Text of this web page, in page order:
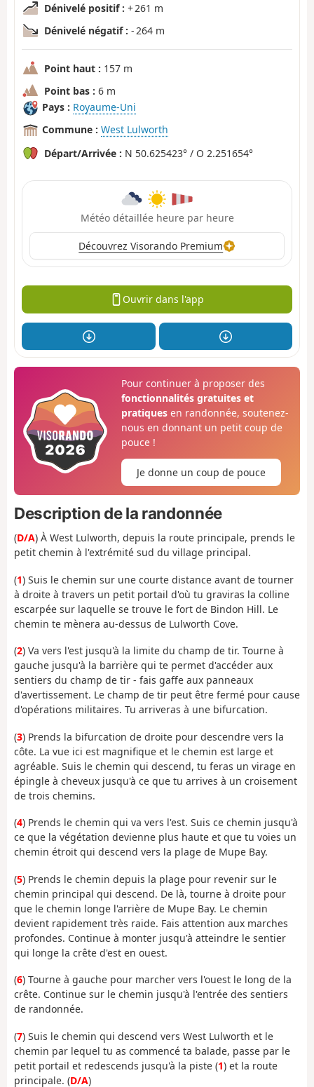
Dénivelé positif : + 261 m
Dénivelé négatif : - 264 m
Point haut : 157 m
Point bas : 6 m
Pays : Royaume-Uni
Commune : West Lulworth
Départ/Arrivée : N 50.625423° / O 2.251654°
Météo détaillée heure par heure
Découvrez Visorando Premium
Ouvrir dans l'app
Pour continuer à proposer des
fonctionnalités gratuites et
pratiquesen randonnée, soutenez-
nous en donnant un petit coup de
pouce !
Je donne un coup de pouce
Description de la randonnée
(D/A) À West Lulworth, depuis la route principale, prends le
petit chemin à l'extrémité sud du village principal.
(1) Suis le chemin sur une courte distance avant de tourner
à droite à travers un petit portail d'où tu graviras la colline
escarpée sur laquelle se trouve le fort de Bindon Hill. Le
chemin te mènera au-dessus de Lulworth Cove.
(2) Va vers l'est jusqu'à la limite du champ de tir. Tourne à
gauche jusqu'à la barrière qui te permet d'accéder aux
sentiers du champ de tir - fais gaffe aux panneaux
d'avertissement. Le champ de tir peut être fermé pour cause
d'opérations militaires. Tu arriveras à une bifurcation.
(3) Prends la bifurcation de droite pour descendre vers la
côte. La vue ici est magnifique et le chemin est large et
agréable. Suis le chemin qui descend, tu feras un virage en
épingle à cheveux jusqu'à ce que tu arrives à un croisement
de trois chemins.
(4) Prends le chemin qui va vers l'est. Suis ce chemin jusqu'à
ce que la végétation devienne plus haute et que tu voies un
chemin étroit qui descend vers la plage de Mupe Bay.
(5) Prends le chemin depuis la plage pour revenir sur le
chemin principal qui descend. De là, tourne à droite pour
que le chemin longe l'arrière de Mupe Bay. Le chemin
devient rapidement très raide. Fais attention aux marches
profondes. Continue à monter jusqu'à atteindre le sentier
qui longe la crête d'est en ouest.
(6) Tourne à gauche pour marcher vers l'ouest le long de la
crête. Continue sur le chemin jusqu'à l'entrée des sentiers
de randonnée.
(7) Suis le chemin qui descend vers West Lulworth et le
chemin par lequel tu as commencé ta balade, passe par le
petit portail et redescends jusqu'à la piste (1) et la route
principale. (D/A)